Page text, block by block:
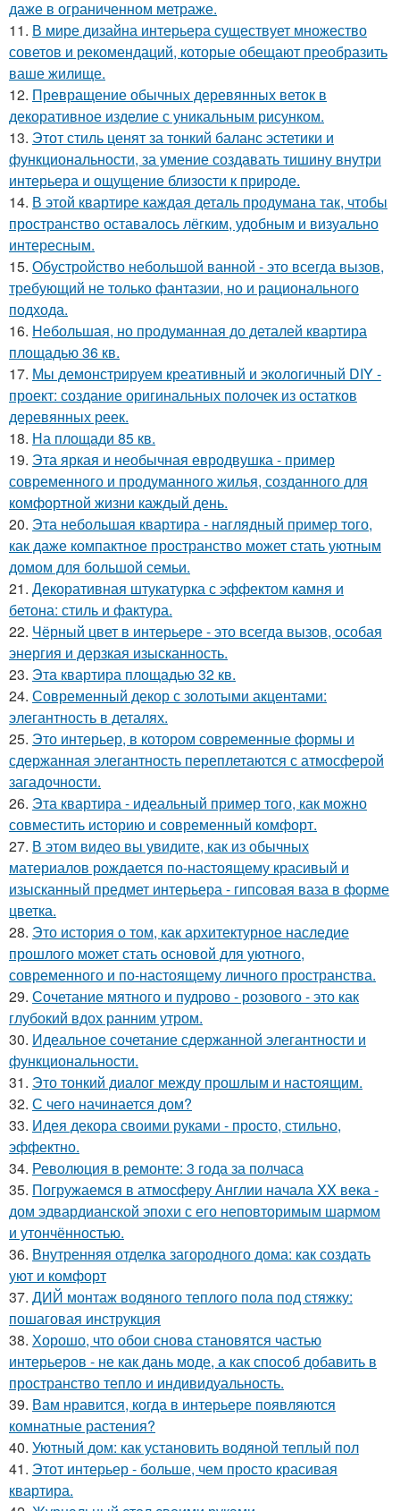
даже в ограниченном метраже.
11. В мире дизайна интерьера существует множество
советов и рекомендаций, которые обещают преобразить
ваше жилище.
12. Превращение обычных деревянных веток в
декоративное изделие с уникальным рисунком.
13. Этот стиль ценят за тонкий баланс эстетики и
функциональности, за умение создавать тишину внутри
интерьера и ощущение близости к природе.
14. В этой квартире каждая деталь продумана так, чтобы
пространство оставалось лёгким, удобным и визуально
интересным.
15. Обустройство небольшой ванной - это всегда вызов,
требующий не только фантазии, но и рационального
подхода.
16. Небольшая, но продуманная до деталей квартира
площадью 36 кв.
17. Мы демонстрируем креативный и экологичный DIY -
проект: создание оригинальных полочек из остатков
деревянных реек.
18. На площади 85 кв.
19. Эта яркая и необычная евродвушка - пример
современного и продуманного жилья, созданного для
комфортной жизни каждый день.
20. Эта небольшая квартира - наглядный пример того,
как даже компактное пространство может стать уютным
домом для большой семьи.
21. Декоративная штукатурка с эффектом камня и
бетона: стиль и фактура.
22. Чёрный цвет в интерьере - это всегда вызов, особая
энергия и дерзкая изысканность.
23. Эта квартира площадью 32 кв.
24. Современный декор с золотыми акцентами:
элегантность в деталях.
25. Это интерьер, в котором современные формы и
сдержанная элегантность переплетаются с атмосферой
загадочности.
26. Эта квартира - идеальный пример того, как можно
совместить историю и современный комфорт.
27. В этом видео вы увидите, как из обычных
материалов рождается по-настоящему красивый и
изысканный предмет интерьера - гипсовая ваза в форме
цветка.
28. Это история о том, как архитектурное наследие
прошлого может стать основой для уютного,
современного и по-настоящему личного пространства.
29. Сочетание мятного и пудрово - розового - это как
глубокий вдох ранним утром.
30. Идеальное сочетание сдержанной элегантности и
функциональности.
31. Это тонкий диалог между прошлым и настоящим.
32. С чего начинается дом?
33. Идея декора своими руками - просто, стильно,
эффектно.
34. Революция в ремонте: 3 года за полчаса
35. Погружаемся в атмосферу Англии начала XX века -
дом эдвардианской эпохи с его неповторимым шармом
и утончённостью.
36. Внутренняя отделка загородного дома: как создать
уют и комфорт
37. ДИЙ монтаж водяного теплого пола под стяжку:
пошаговая инструкция
38. Хорошо, что обои снова становятся частью
интерьеров - не как дань моде, а как способ добавить в
пространство тепло и индивидуальность.
39. Вам нравится, когда в интерьере появляются
комнатные растения?
40. Уютный дом: как установить водяной теплый пол
41. Этот интерьер - больше, чем просто красивая
квартира.